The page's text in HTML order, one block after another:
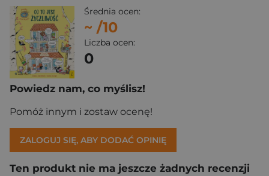
Średnia ocen:
~ /10
Liczba ocen:
0
Powiedz nam, co myślisz!
Pomóż innym i zostaw ocenę!
ZALOGUJ SIĘ, ABY DODAĆ OPINIĘ
Ten produkt nie ma jeszcze żadnych recenzji